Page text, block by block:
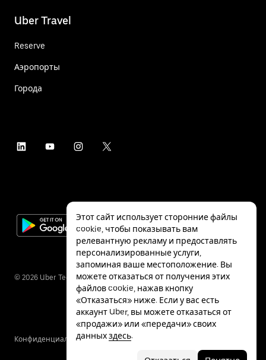
Uber Travel
Reserve
Аэропорты
Города
© 2026 Uber Technologies Inc.
КонфиденциальностьСпециальные
Этот сайт использует сторонние файлы
cookie, чтобы показывать вам
релевантную рекламу и предоставлять
персонализированные услуги,
запоминая ваше местоположение. Вы
можете отказаться от получения этих
файлов cookie, нажав кнопку
«Отказаться» ниже. Если у вас есть
аккаунт Uber, вы можете отказаться от
«продажи» или «передачи» своих
данныхздесь.